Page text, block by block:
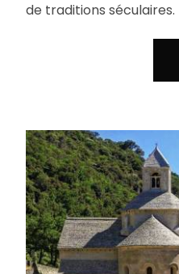
de traditions séculaires.